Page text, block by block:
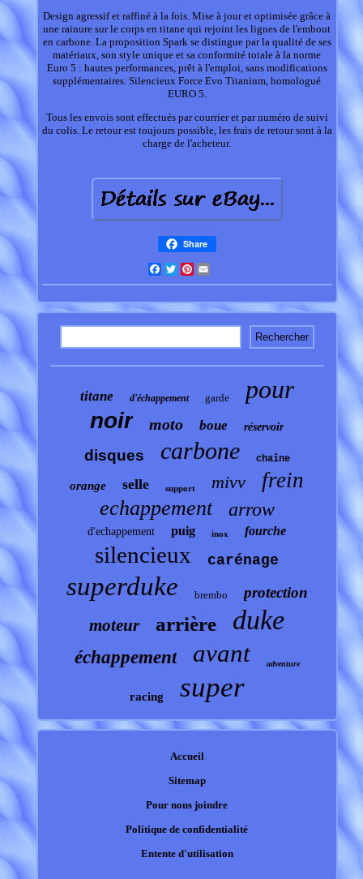
Design agressif et raffiné à la fois. Mise à jour et optimisée grâce à
une rainure sur le corps en titane qui rejoint les lignes de l'embout
en carbone. La proposition Spark se distingue par la qualité de ses
matériaux, son style unique et sa conformité totale à la norme
Euro 5 : hautes performances, prêt à l'emploi, sans modifications
supplémentaires. Silencieux Force Evo Titanium, homologué
EURO 5.
Tous les envois sont effectués par courrier et par numéro de suivi
du colis. Le retour est toujours possible, les frais de retour sont à la
charge de l'acheteur.
Share
Facebook
TwitterPinterest
titane d'échappement garde pour
noir moto boue réservoir
disques carbone chaîne
orange selle support mivv frein
echappement arrow
d'echappement puig inox fourche
silencieux carénage
superduke brembo protection
moteur arrière duke
échappement avant adventure
racing super
Accueil
Sitemap
Pour nous joindre
Politique de confidentialité
Entente d'utilisation